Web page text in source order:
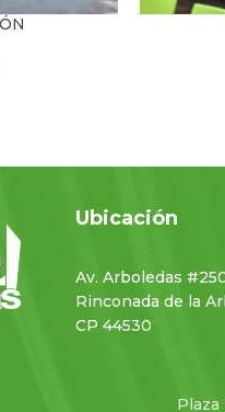
Ubicación
Av. Arboledas
Rinconada de la
CP 44530